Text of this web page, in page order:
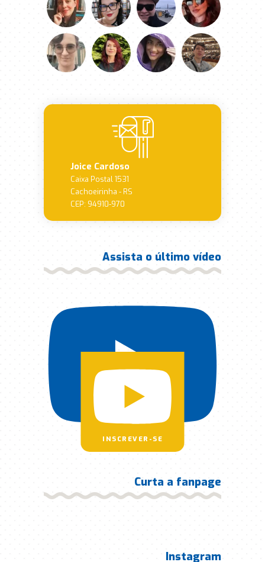
Joice Cardoso
Caixa Postal 1531
Cachoeirinha - RS
CEP: 94910-970
Assista o último vídeo
INSCREVER-SE
Curta a fanpage
Instagram